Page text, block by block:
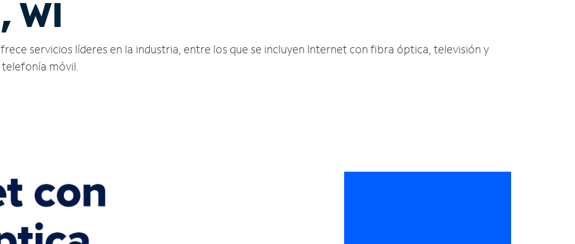
WI
servicios líderes en la industria, entre los que se incluyen Internet con fibra óptica, televisión y
móvil.